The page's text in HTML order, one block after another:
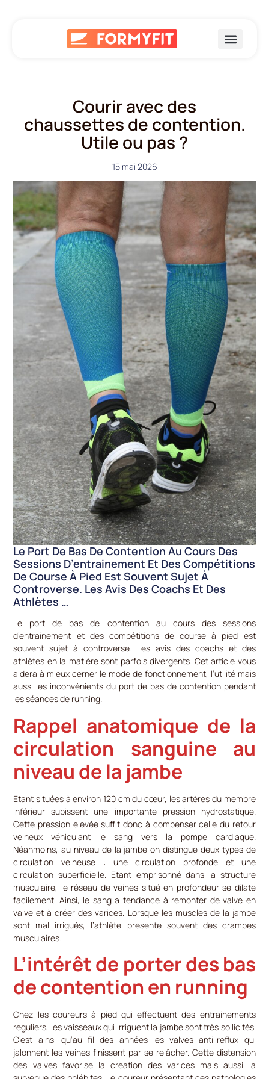
Courir avec des
chaussettes de contention.
Utile ou pas ?
15 mai 2026
Le Port De Bas De Contention Au Cours Des
Sessions D’entrainement Et Des Compétitions
De Course À Pied Est Souvent Sujet À
Controverse. Les Avis Des Coachs Et Des
Athlètes …
Le port de bas de contention au cours des sessions
d’entrainement et des compétitions de course à pied est
souvent sujet à controverse. Les avis des coachs et des
athlètes en la matière sont parfois divergents. Cet article vous
aidera à mieux cerner le mode de fonctionnement, l’utilité mais
aussi les inconvénients du port de bas de contention pendant
les séances de running.
Rappel anatomique de la
circulation sanguine au
niveau de la jambe
Etant situées à environ 120 cm du cœur, les artères du membre
inférieur subissent une importante pression hydrostatique.
Cette pression élevée suffit donc à compenser celle du retour
veineux véhiculant le sang vers la pompe cardiaque.
Néanmoins, au niveau de la jambe on distingue deux types de
circulation veineuse : une circulation profonde et une
circulation superficielle. Etant emprisonné dans la structure
musculaire, le réseau de veines situé en profondeur se dilate
facilement. Ainsi, le sang a tendance à remonter de valve en
valve et à créer des varices. Lorsque les muscles de la jambe
sont mal irrigués, l’athlète présente souvent des crampes
musculaires.
L’intérêt de porter des bas
de contention en running
Chez les coureurs à pied qui effectuent des entrainements
réguliers, les vaisseaux qui irriguent la jambe sont très sollicités.
C’est ainsi qu’au fil des années les valves anti-reflux qui
jalonnent les veines finissent par se relâcher. Cette distension
des valves favorise la création des varices mais aussi la